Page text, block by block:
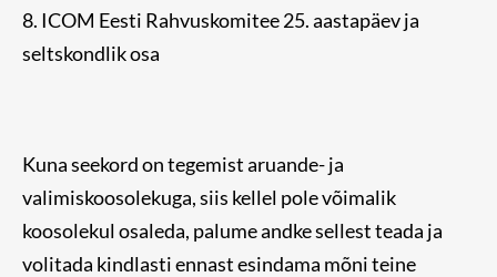
8. ICOM Eesti Rahvuskomitee 25. aastapäev ja
seltskondlik osa
Kuna seekord on tegemist aruande- ja
valimiskoosolekuga, siis kellel pole võimalik
koosolekul osaleda, palume andke sellest teada ja
volitada kindlasti ennast esindama mõni teine